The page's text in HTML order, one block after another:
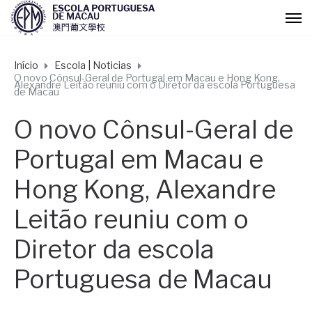
Início
Escola | Noticias
O novo Cônsul-Geral de Portugal em Macau e Hong Kong,
Alexandre Leitão reuniu com o Diretor da escola Portuguesa
de Macau
O novo Cônsul-Geral de
Portugal em Macau e
Hong Kong, Alexandre
Leitão reuniu com o
Diretor da escola
Portuguesa de Macau